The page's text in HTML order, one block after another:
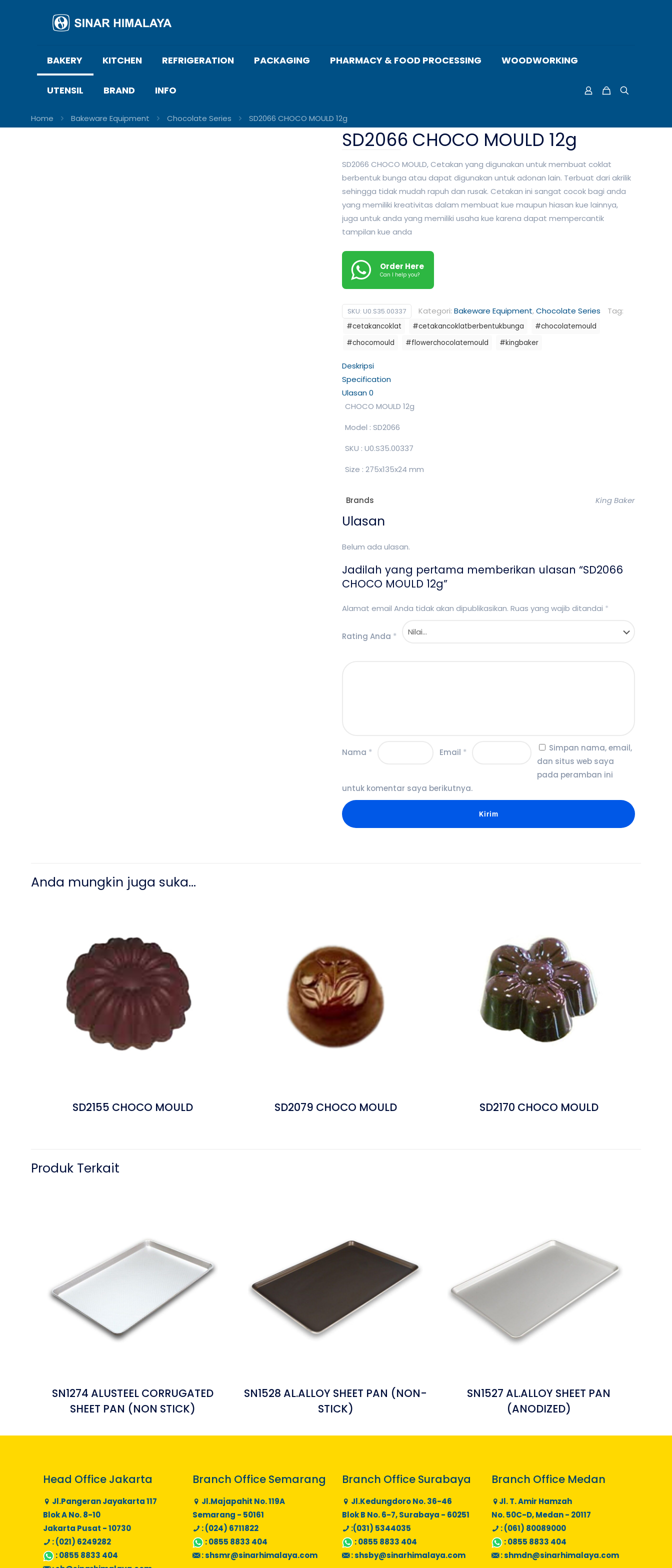
BAKERY KITCHEN REFRIGERATION PACKAGING PHARMACY & FOOD PROCESSING WOODWORKING
UTENSIL BRAND INFO
Home Bakeware Equipment Chocolate Series SD2066 CHOCO MOULD 12g
SD2066 CHOCO MOULD 12g
SD2066 CHOCO MOULD, Cetakan yang digunakan untuk membuat coklat
berbentuk bunga atau dapat digunakan untuk adonan lain. Terbuat dari akrilik
sehingga tidak mudah rapuh dan rusak. Cetakan ini sangat cocok bagi anda
yang memiliki kreativitas dalam membuat kue maupun hiasan kue lainnya,
juga untuk anda yang memiliki usaha kue karena dapat mempercantik
tampilan kue anda
Order Here
Can I help you?
SKU: U0.S35.00337 Kategori: Bakeware Equipment,Chocolate Series Tag:
#cetakancoklat #cetakancoklatberbentukbunga
#chocolatemould
#chocomould
#flowerchocolatemould #kingbaker
Deskripsi
Specification
Ulasan0
CHOCO MOULD 12g
Model : SD2066
SKU : U0.S35.00337
Size : 275x135x24 mm
Brands King Baker
Ulasan
Belum ada ulasan.
Jadilah yang pertama memberikan ulasan “SD2066
CHOCO MOULD 12g”
Alamat email Anda tidak akan dipublikasikan. Ruas yang wajib ditandai *
Rating Anda *
Nama * Email *
Simpan nama, email,
dan situs web saya
pada peramban ini
untuk komentar saya berikutnya.
Anda mungkin juga suka…
SD2155 CHOCO MOULD SD2079 CHOCO MOULD SD2170 CHOCO MOULD
Produk Terkait
SN1274 ALUSTEEL CORRUGATED
SHEET PAN (NON STICK)
SN1528 AL.ALLOY SHEET PAN (NON-
STICK)
SN1527 AL.ALLOY SHEET PAN
(ANODIZED)
Head Office Jakarta
Jl.Pangeran Jayakarta 117
Blok A No. 8-10
Jakarta Pusat - 10730
: (021) 6249282
:0855 8833 404
Branch Office Semarang
Jl.Majapahit No. 119A
Semarang - 50161
: (024) 6711822
:0855 8833 404
:shsmr@sinarhimalaya.com
Branch Office Surabaya
Jl.Kedungdoro No. 36-46
Blok B No. 6-7, Surabaya - 60251
:(031) 5344035
:0855 8833 404
:shsby@sinarhimalaya.com
Branch Office Medan
Jl. T. Amir Hamzah
No. 50C-D, Medan - 20117
: (061) 80089000
:0855 8833 404
:shmdn@sinarhimalaya.com